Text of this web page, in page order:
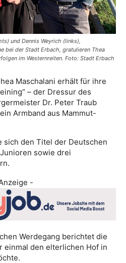
und Dennis Weyrich (links),
bei der Stadt Erbach, gratulieren Thea
im Westernreiten. Foto: Stadt Erbach
Maschalani erhält für ihre
– der Dressur des
Dr. Peter Traub
Armband aus Mammut-
sich den Titel der Deutschen
sowie drei
-
Werdegang berichtet die
einmal den elterlichen Hof in